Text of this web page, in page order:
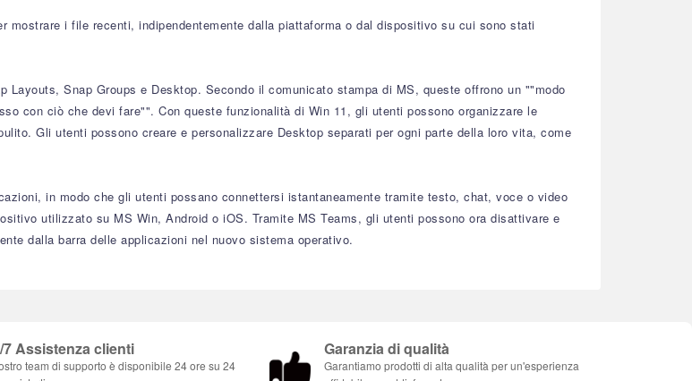
i file recenti, indipendentemente dalla piattaforma o dal dispositivo su cui sono stati
Snap Groups e Desktop. Secondo il comunicato stampa di MS, queste offrono un ""modo
con ciò che devi fare"". Con queste funzionalità di Win 11, gli utenti possono organizzare le
Gli utenti possono creare e personalizzare Desktop separati per ogni parte della loro vita, come
in modo che gli utenti possano connettersi istantaneamente tramite testo, chat, voce o video
utilizzato su MS Win, Android o iOS. Tramite MS Teams, gli utenti possono ora disattivare e
dalla barra delle applicazioni nel nuovo sistema operativo.
7 Assistenza clienti
team di supporto è disponibile 24 ore su 24
Garanzia di qualità
Garantiamo prodotti di alta qualità per un'esperienza